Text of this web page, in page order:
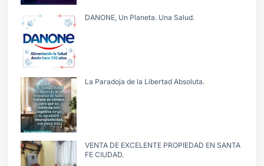
DANONE, Un Planeta. Una Salud.
La Paradoja de la Libertad Absoluta.
VENTA DE EXCELENTE PROPIEDAD EN SANTA
FE CIUDAD.